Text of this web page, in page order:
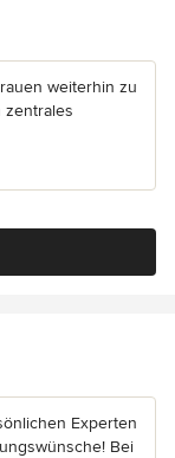
weiterhin zu
zentrales
Experten
Bei